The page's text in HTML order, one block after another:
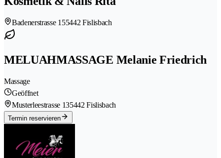
Badenerstrasse 155442 Fislisbach
MELUAHMASSAGE Melanie Friedrich
Massage
Geöffnet
Musterleestrasse 135442 Fislisbach
Termin reservieren